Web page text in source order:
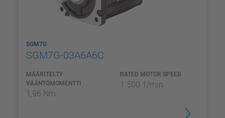
SGM7G
SGM7G-03A6A6C
MÄÄRITELTY
VÄÄNTÖMOMENTTI
1,96 Nm
RATED MOTOR SPEED
1 500 1/min